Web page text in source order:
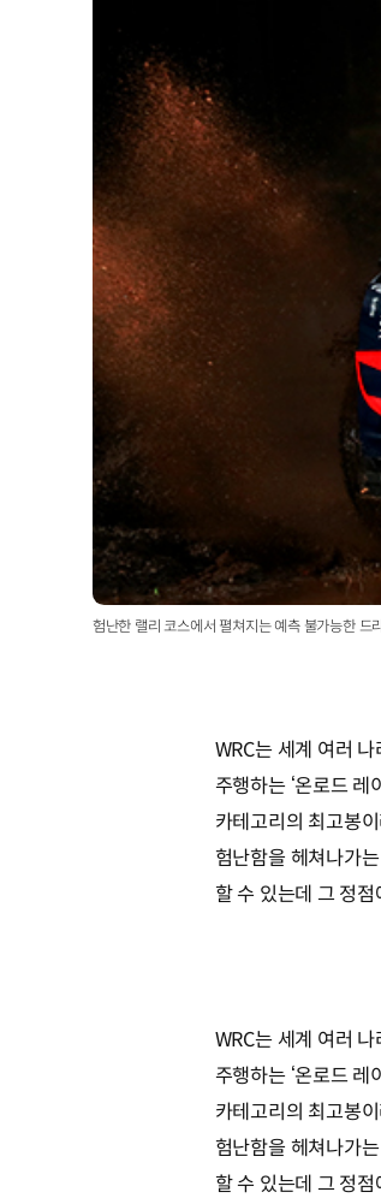
험난한 랠리 코스에서 펼쳐지는 예측 불가능한 드
WRC는 세계 여러
주행하는 ‘온로드
카테고리의 최고봉
험난함을 헤쳐나가
할 수 있는데 그 정
WRC는 세계 여러
주행하는 ‘온로드
카테고리의 최고봉
험난함을 헤쳐나가
할 수 있는데 그 정